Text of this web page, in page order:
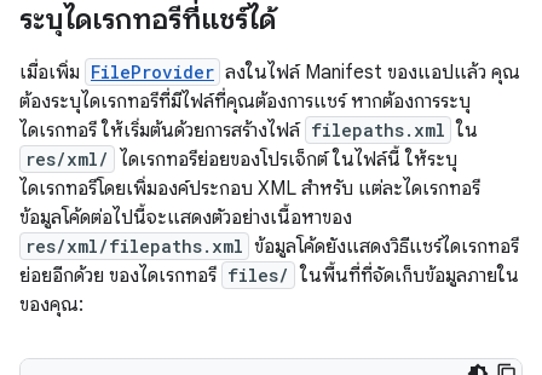
ระบุไดเรกทอรีที่แชร์ได้
เมื่อเพิ่ม FileProvider ลงในไฟล์ Manifest ของแอปแล้ว คุณ
ต้องระบุไดเรกทอรีที่มีไฟล์ที่คุณต้องการแชร์ หากต้องการระบุ
ไดเรกทอรี ให้เริ่มต้นด้วยการสร้างไฟล์ filepaths.xml ใน
res/xml/
ไดเรกทอรีย่อยของโปรเจ็กต์ ในไฟล์นี้ ให้ระบุ
ไดเรกทอรีโดยเพิ่มองค์ประกอบ XML สำหรับ แต่ละไดเรกทอรี
ข้อมูลโค้ดต่อไปนี้จะแสดงตัวอย่างเนื้อหาของ
res/xml/filepaths.xml ข้อมูลโค้ดยังแสดงวิธีแชร์ไดเรกทอรี
ย่อยอีกด้วย ของไดเรกทอรี files/ ในพื้นที่ที่จัดเก็บข้อมูลภายใน
ของคุณ: